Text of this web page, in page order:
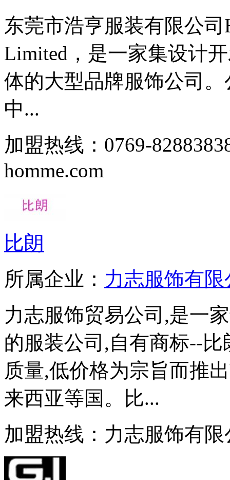
东莞市浩亨服装有限公司
Limited，是一家集设计
体的大型品牌服饰公司
中...
加盟热线：0769-
homme.com
比朗
所属企业： 力志服饰有限
力志服饰贸易公司,是一
的服装公司,自有商标--
质量,低价格为宗旨而推
来西亚等国。比...
加盟热线：力志服饰有